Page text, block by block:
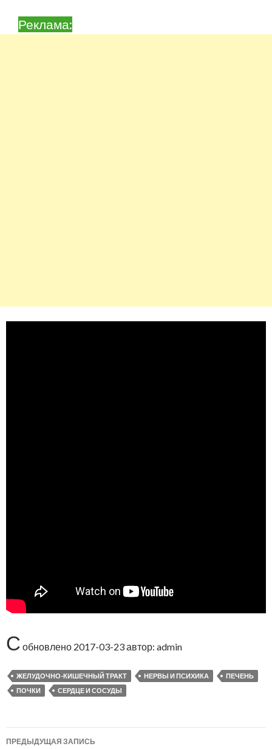
Реклама:
С обновлено 2017-03-23автор: admin
ЖЕЛУДОЧНО-КИШЕЧНЫЙ ТРАКТ НЕРВЫ И ПСИХИКА
ПЕЧЕНЬ
ПОЧКИ
СЕРДЦЕ И СОСУДЫ
ПРЕДЫДУЩАЯ ЗАПИСЬ